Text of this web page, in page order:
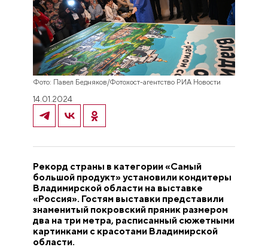
Фото: Павел Бедняков/Фотохост-агентство РИА Новости
14.01.2024
Рекорд страны в категории «Самый
большой продукт» установили кондитеры
Владимирской области на выставке
«Россия». Гостям выставки представили
знаменитый покровский пряник размером
два на три метра, расписанный сюжетными
картинками с красотами Владимирской
области.